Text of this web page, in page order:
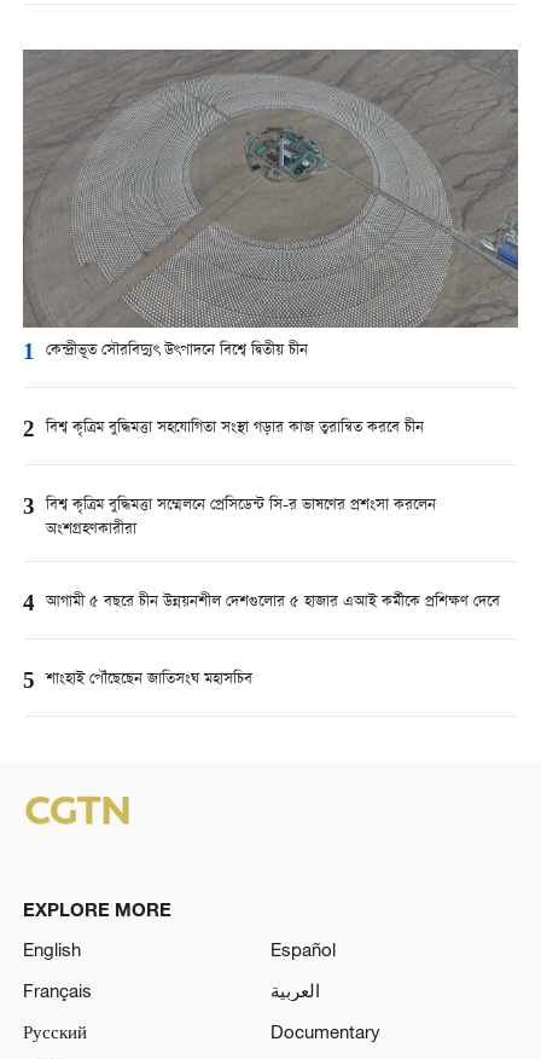
1 কেন্দ্রীভূত সৌরবিদ্যুৎ উৎপাদনে বিশ্বে দ্বিতীয় চীন
2 বিশ্ব কৃত্রিম বুদ্ধিমত্তা সহযোগিতা সংস্থা গড়ার কাজ ত্বরান্বিত করবে চীন
3 বিশ্ব কৃত্রিম বুদ্ধিমত্তা সম্মেলনে প্রেসিডেন্ট সি-র ভাষণের প্রশংসা করলেন
অংশগ্রহণকারীরা
4 আগামী ৫ বছরে চীন উন্নয়নশীল দেশগুলোর ৫ হাজার এআই কর্মীকে প্রশিক্ষণ দেবে
5 শাংহাই পৌঁছেছেন জাতিসংঘ মহাসচিব
EXPLORE MORE
English
Español
Français
العربية
Русский
Documentary